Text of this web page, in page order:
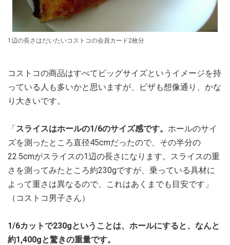
1辺の長さはだいたいコストコの会員カード2枚分
コストコの商品はすべてビッグサイズというイメージを持
っている人も多いかと思いますが、ピザも想像通り、かな
り大きいです。
「 スライスはホールの1/6のサイズ感です。 ホールのサイ
ズを測ったところ直径45cmだったので、その半分の
22.5cmがスライスの1辺の長さになります。スライスの重
さを測ってみたところ約230gですが、乗っている具材に
よって重さは異なるので、これはあくまでも目安です」
（コストコ男子さん）
1/6カットで230gということは、ホールにすると、なんと
約1,400gと驚きの重量です。